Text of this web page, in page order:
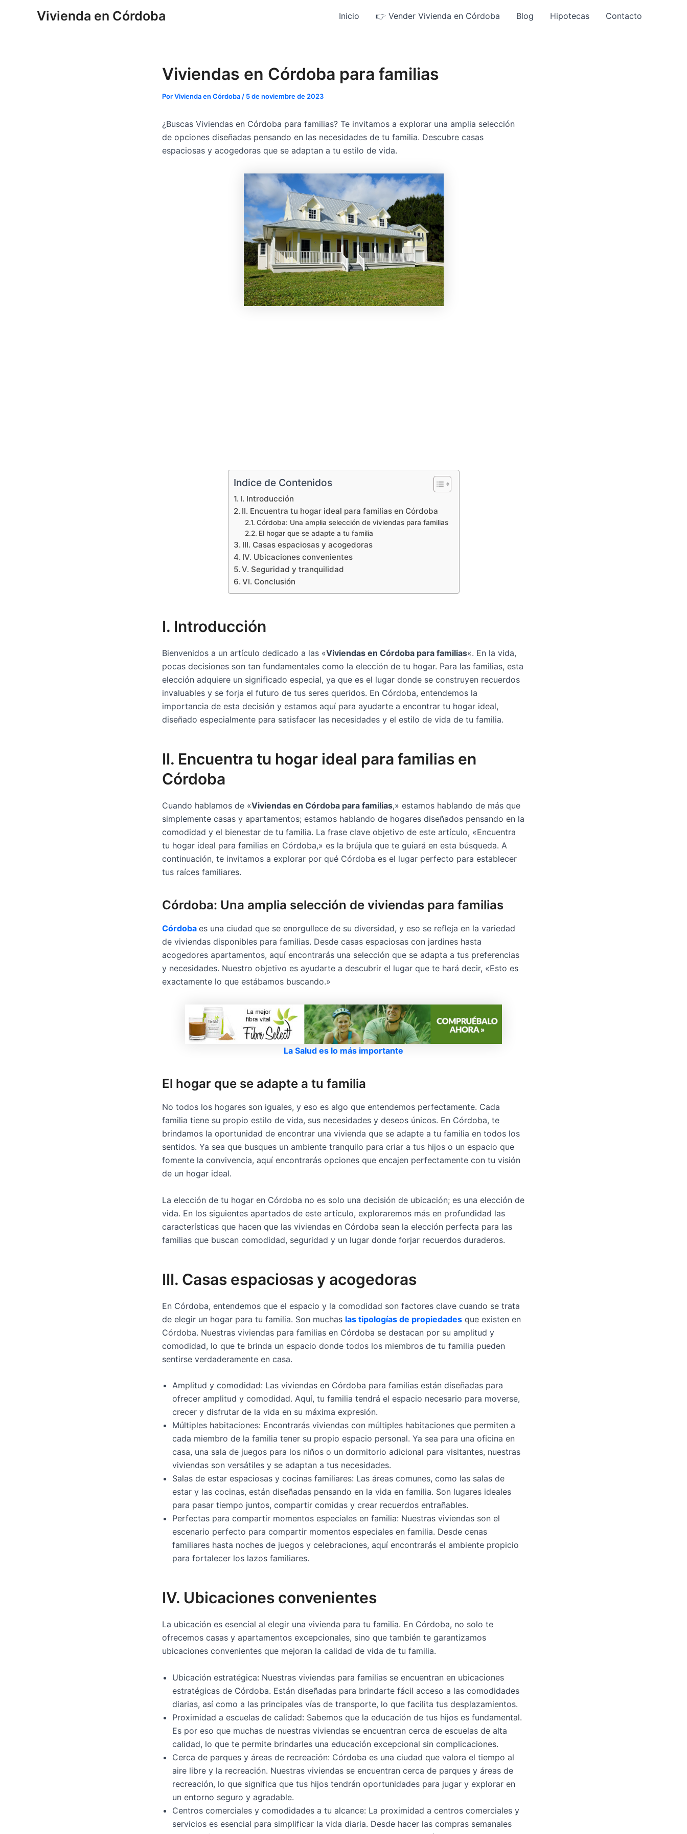
Vivienda en Córdoba Inicio 👉 Vender Vivienda en Córdoba Blog Hipotecas Contacto
Viviendas en Córdoba para familias
PorVivienda en Córdoba / 5 de noviembre de 2023
¿Buscas Viviendas en Córdoba para familias? Te invitamos a explorar una amplia selección
de opciones diseñadas pensando en las necesidades de tu familia. Descubre casas
espaciosas y acogedoras que se adaptan a tu estilo de vida.
Indice de Contenidos
I. Introducción
II. Encuentra tu hogar ideal para familias en Córdoba
Córdoba: Una amplia selección de viviendas para familias
El hogar que se adapte a tu familia
III. Casas espaciosas y acogedoras
IV. Ubicaciones convenientes
V. Seguridad y tranquilidad
VI. Conclusión
I. Introducción
Bienvenidos a un artículo dedicado a las «Viviendas en Córdoba para familias«. En la vida,
pocas decisiones son tan fundamentales como la elección de tu hogar. Para las familias, esta
elección adquiere un significado especial, ya que es el lugar donde se construyen recuerdos
invaluables y se forja el futuro de tus seres queridos. En Córdoba, entendemos la
importancia de esta decisión y estamos aquí para ayudarte a encontrar tu hogar ideal,
diseñado especialmente para satisfacer las necesidades y el estilo de vida de tu familia.
II. Encuentra tu hogar ideal para familias en
Córdoba
Cuando hablamos de «Viviendas en Córdoba para familias,» estamos hablando de más que
simplemente casas y apartamentos; estamos hablando de hogares diseñados pensando en la
comodidad y el bienestar de tu familia. La frase clave objetivo de este artículo, «Encuentra
tu hogar ideal para familias en Córdoba,» es la brújula que te guiará en esta búsqueda. A
continuación, te invitamos a explorar por qué Córdoba es el lugar perfecto para establecer
tus raíces familiares.
Córdoba: Una amplia selección de viviendas para familias
Córdoba es una ciudad que se enorgullece de su diversidad, y eso se refleja en la variedad
de viviendas disponibles para familias. Desde casas espaciosas con jardines hasta
acogedores apartamentos, aquí encontrarás una selección que se adapta a tus preferencias
y necesidades. Nuestro objetivo es ayudarte a descubrir el lugar que te hará decir, «Esto es
exactamente lo que estábamos buscando.»
La Salud es lo más importante
El hogar que se adapte a tu familia
No todos los hogares son iguales, y eso es algo que entendemos perfectamente. Cada
familia tiene su propio estilo de vida, sus necesidades y deseos únicos. En Córdoba, te
brindamos la oportunidad de encontrar una vivienda que se adapte a tu familia en todos los
sentidos. Ya sea que busques un ambiente tranquilo para criar a tus hijos o un espacio que
fomente la convivencia, aquí encontrarás opciones que encajen perfectamente con tu visión
de un hogar ideal.
La elección de tu hogar en Córdoba no es solo una decisión de ubicación; es una elección de
vida. En los siguientes apartados de este artículo, exploraremos más en profundidad las
características que hacen que las viviendas en Córdoba sean la elección perfecta para las
familias que buscan comodidad, seguridad y un lugar donde forjar recuerdos duraderos.
III. Casas espaciosas y acogedoras
En Córdoba, entendemos que el espacio y la comodidad son factores clave cuando se trata
de elegir un hogar para tu familia. Son muchas las tipologías de propiedades que existen en
Córdoba. Nuestras viviendas para familias en Córdoba se destacan por su amplitud y
comodidad, lo que te brinda un espacio donde todos los miembros de tu familia pueden
sentirse verdaderamente en casa.
Amplitud y comodidad: Las viviendas en Córdoba para familias están diseñadas para
ofrecer amplitud y comodidad. Aquí, tu familia tendrá el espacio necesario para moverse,
crecer y disfrutar de la vida en su máxima expresión.
Múltiples habitaciones: Encontrarás viviendas con múltiples habitaciones que permiten a
cada miembro de la familia tener su propio espacio personal. Ya sea para una oficina en
casa, una sala de juegos para los niños o un dormitorio adicional para visitantes, nuestras
viviendas son versátiles y se adaptan a tus necesidades.
Salas de estar espaciosas y cocinas familiares: Las áreas comunes, como las salas de
estar y las cocinas, están diseñadas pensando en la vida en familia. Son lugares ideales
para pasar tiempo juntos, compartir comidas y crear recuerdos entrañables.
Perfectas para compartir momentos especiales en familia: Nuestras viviendas son el
escenario perfecto para compartir momentos especiales en familia. Desde cenas
familiares hasta noches de juegos y celebraciones, aquí encontrarás el ambiente propicio
para fortalecer los lazos familiares.
IV. Ubicaciones convenientes
La ubicación es esencial al elegir una vivienda para tu familia. En Córdoba, no solo te
ofrecemos casas y apartamentos excepcionales, sino que también te garantizamos
ubicaciones convenientes que mejoran la calidad de vida de tu familia.
Ubicación estratégica: Nuestras viviendas para familias se encuentran en ubicaciones
estratégicas de Córdoba. Están diseñadas para brindarte fácil acceso a las comodidades
diarias, así como a las principales vías de transporte, lo que facilita tus desplazamientos.
Proximidad a escuelas de calidad: Sabemos que la educación de tus hijos es fundamental.
Es por eso que muchas de nuestras viviendas se encuentran cerca de escuelas de alta
calidad, lo que te permite brindarles una educación excepcional sin complicaciones.
Cerca de parques y áreas de recreación: Córdoba es una ciudad que valora el tiempo al
aire libre y la recreación. Nuestras viviendas se encuentran cerca de parques y áreas de
recreación, lo que significa que tus hijos tendrán oportunidades para jugar y explorar en
un entorno seguro y agradable.
Centros comerciales y comodidades a tu alcance: La proximidad a centros comerciales y
servicios es esencial para simplificar la vida diaria. Desde hacer las compras semanales
de